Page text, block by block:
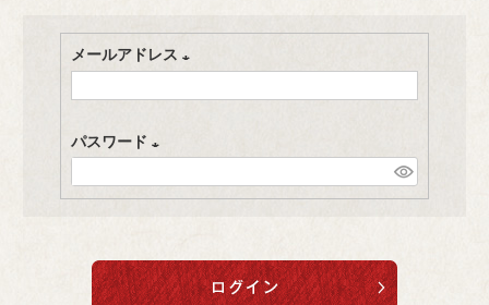
メールアドレス
(
須
)
パスワード
(
)